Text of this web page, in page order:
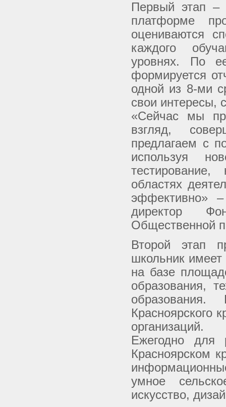
Первый этап –
платформе
оцениваются
каждого
уровнях. По
формируется
одной из 8-ми
свои интересы,
«Сейчас мы
взгляд,
предлагаем с
используя
областях
эффективно»
директор
Общественной
Второй этап
школьник
на базе
образования,
Красноярского
организаций.
Ежегодно для
Красноярском
умное
искусство,